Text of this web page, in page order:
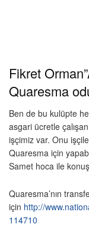
Fikret
Quaresma
Ben de bu kulüpte
asgari ücretle
işçimiz var. Onu
Quaresma için
Samet hoca ile
Quaresma’nın
için http://
114710